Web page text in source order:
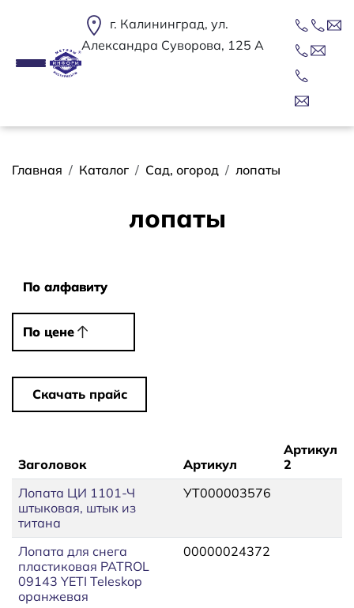
г. Калининград, ул.
Александра Суворова, 125 А
Строка навигации
Главная Каталог Сад, огород лопаты
лопаты
По алфавиту
По алфавиту
По цене
По цене
Скачать прайс
Заголовок Артикул
Артикул
2
Лопата ЦИ 1101-Ч
штыковая, штык из
титана
УТ000003576
Лопата для снега
пластиковая PATROL
09143 YETI Teleskop
оранжевая
00000024372